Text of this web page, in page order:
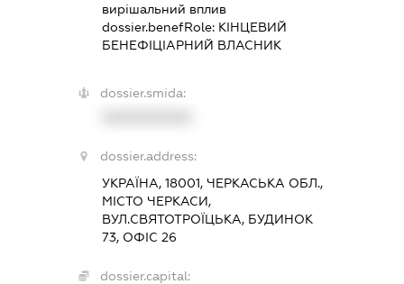
вирішальний вплив
dossier.benefRole: КІНЦЕВИЙ
БЕНЕФІЦІАРНИЙ ВЛАСНИК
dossier.smida:
dossier.address:
УКРАЇНА, 18001, ЧЕРКАСЬКА ОБЛ.,
МІСТО ЧЕРКАСИ,
ВУЛ.СВЯТОТРОЇЦЬКА, БУДИНОК
73, ОФІС 26
dossier.capital: